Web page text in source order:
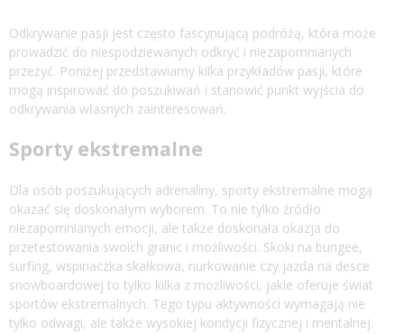
Odkrywanie pasji jest często fascynującą podróżą, która może
prowadzić do niespodziewanych odkryć i niezapomnianych
przeżyć. Poniżej przedstawiamy kilka przykładów pasji, które
mogą inspirować do poszukiwań i stanowić punkt wyjścia do
odkrywania własnych zainteresowań.
Sporty ekstremalne
Dla osób poszukujących adrenaliny, sporty ekstremalne mogą
okazać się doskonałym wyborem. To nie tylko źródło
niezapomnianych emocji, ale także doskonała okazja do
przetestowania swoich granic i możliwości. Skoki na bungee,
surfing, wspinaczka skałkowa, nurkowanie czy jazda na desce
snowboardowej to tylko kilka z możliwości, jakie oferuje świat
sportów ekstremalnych. Tego typu aktywności wymagają nie
tylko odwagi, ale także wysokiej kondycji fizycznej i mentalnej.